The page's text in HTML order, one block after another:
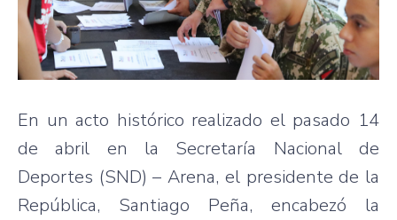
En un acto histórico realizado el pasado 14
de abril en la Secretaría Nacional de
Deportes (SND) – Arena, el presidente de la
República, Santiago Peña, encabezó la